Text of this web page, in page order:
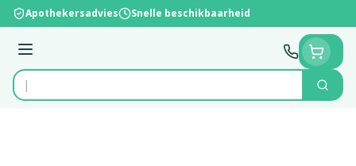
Ga naar de inhoud
Apothekersadvies Snelle beschikbaarheid
Menu
Product, merk, categorie...
Zoek